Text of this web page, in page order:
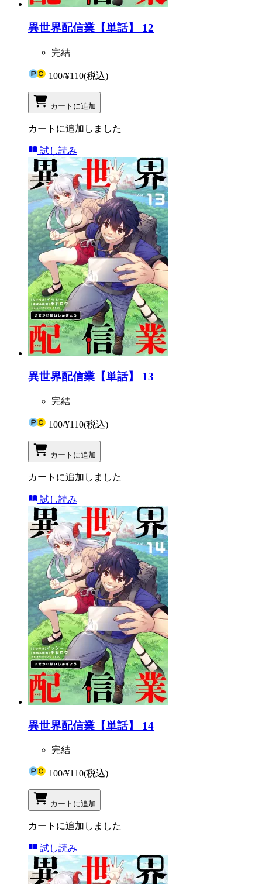
異世界配信業【単話】 12
完結
100/¥110(税込)
カートに追加
カートに追加しました
試し読み
異世界配信業【単話】 13
完結
100/¥110(税込)
カートに追加
カートに追加しました
試し読み
異世界配信業【単話】 14
完結
100/¥110(税込)
カートに追加
カートに追加しました
試し読み